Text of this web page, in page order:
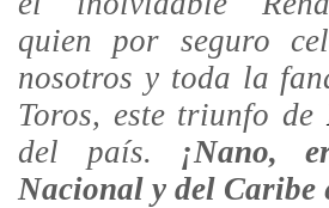
quien por seguro
nosotros y toda la
Toros, este triunfo de
del país.
¡Nano,
Nacional y del Caribe